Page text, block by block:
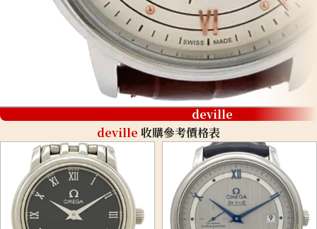
deville
deville 收購參考價格表